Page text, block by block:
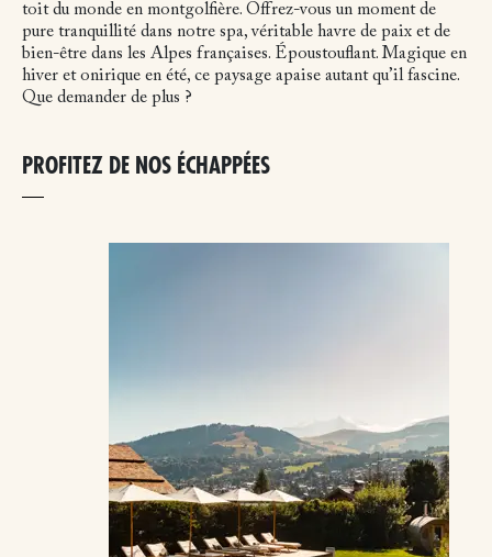
toit du monde en montgolfière. Offrez-vous un moment de
pure tranquillité dans notre spa, véritable havre de paix et de
bien-être dans les Alpes françaises. Époustouflant. Magique en
hiver et onirique en été, ce paysage apaise autant qu’il fascine.
Que demander de plus ?
PROFITEZ DE NOS ÉCHAPPÉES